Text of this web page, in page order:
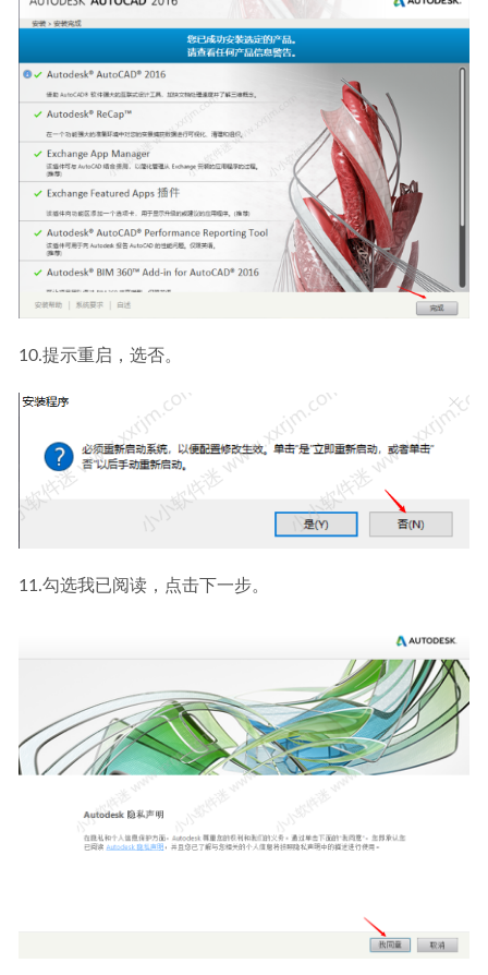
10.提示重启，选否。
11.勾选我已阅读，点击下一步。